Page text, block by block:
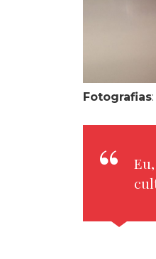
Fotografias: